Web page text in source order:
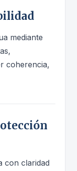
mediante
coherencia,
con claridad